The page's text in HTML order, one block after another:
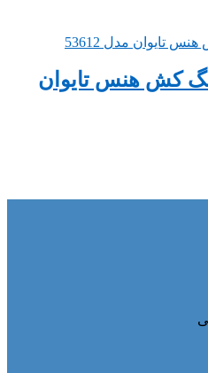
کش هنس تایوان